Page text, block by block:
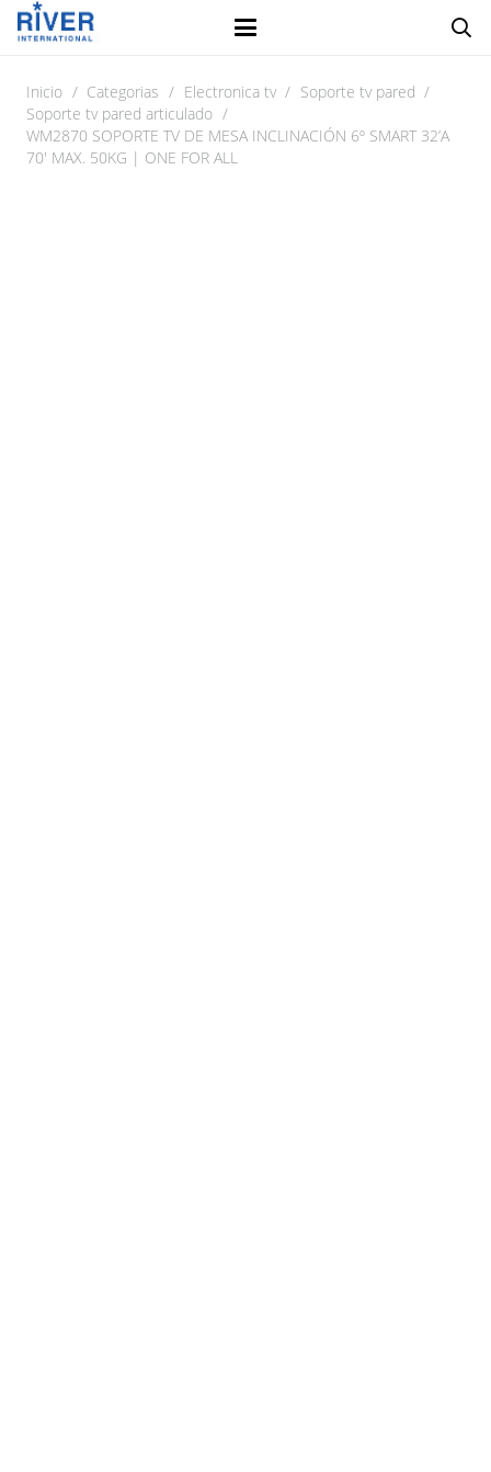
Inicio / Categorias / Electronica tv / Soporte tv pared /
Soporte tv pared articulado /
WM2870 SOPORTE TV DE MESA INCLINACIÓN 6º SMART 32’A
70′ MAX. 50KG | ONE FOR ALL